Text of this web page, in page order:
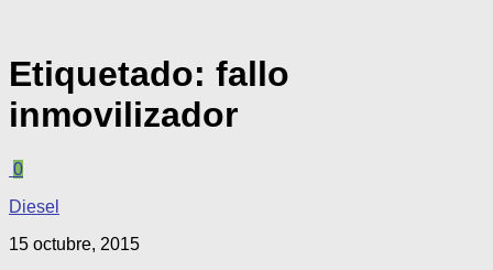
Etiquetado: fallo
inmovilizador
0
Diesel
15 octubre, 2015